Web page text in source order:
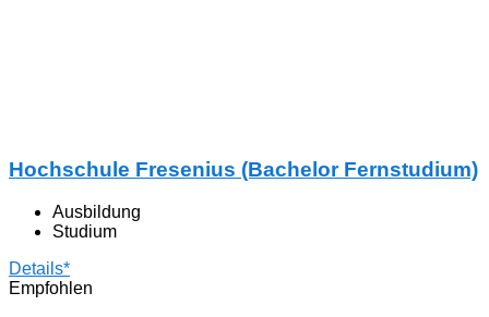
Hochschule Fresenius (Bachelor Fernstudium)
Ausbildung
Studium
Details*
Empfohlen